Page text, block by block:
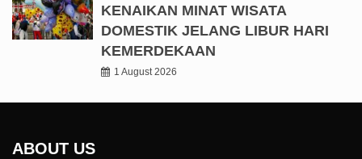
KENAIKAN MINAT WISATA
DOMESTIK JELANG LIBUR HARI
KEMERDEKAAN
1 August 2026
ABOUT US